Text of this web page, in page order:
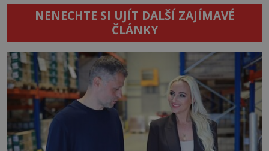
NENECHTE SI UJÍT DALŠÍ ZAJÍMAVÉ
ČLÁNKY